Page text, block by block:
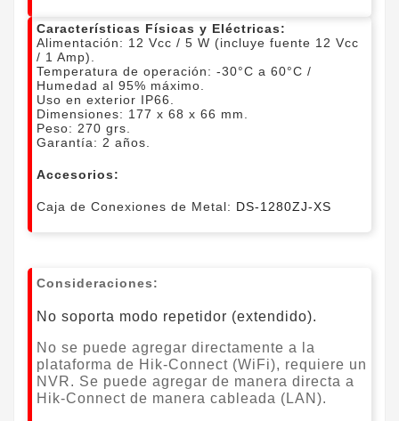
Características Físicas y Eléctricas:
Alimentación: 12 Vcc / 5 W (incluye fuente 12 Vcc
/ 1 Amp).
Temperatura de operación: -30°C a 60°C /
Humedad al 95% máximo.
Uso en exterior IP66.
Dimensiones: 177 x 68 x 66 mm.
Peso: 270 grs.
Garantía: 2 años.
Accesorios:
Caja de Conexiones de Metal: DS-1280ZJ-XS
Consideraciones:
No soporta modo repetidor (extendido).
No se puede agregar directamente a la
plataforma de Hik-Connect (WiFi), requiere un
NVR. Se puede agregar de manera directa a
Hik-Connect de manera cableada (LAN).